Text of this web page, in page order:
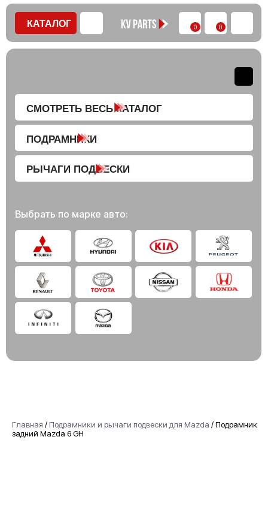
КАТАЛОГ 0
Выбрать по марке авто:
РЫЧАГИ ПОДВЕСКИ
ПОДРАМНИКИ
Главная / Подрамники и рычаги подвески для Mazda /Подрамник
задний Mazda 6 GH